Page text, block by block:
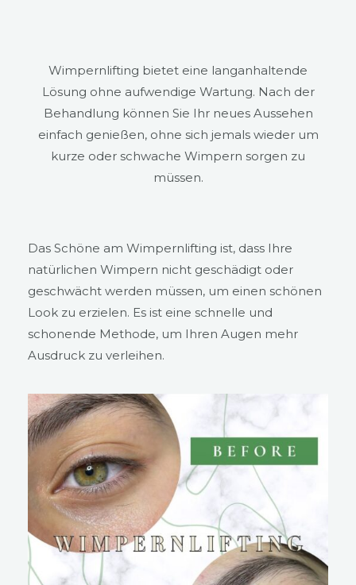
Wimpernlifting bietet eine langanhaltende
Lösung ohne aufwendige Wartung. Nach der
Behandlung können Sie Ihr neues Aussehen
einfach genießen, ohne sich jemals wieder um
kurze oder schwache Wimpern sorgen zu
müssen.
Das Schöne am Wimpernlifting ist, dass Ihre
natürlichen Wimpern nicht geschädigt oder
geschwächt werden müssen, um einen schönen
Look zu erzielen. Es ist eine schnelle und
schonende Methode, um Ihren Augen mehr
Ausdruck zu verleihen.